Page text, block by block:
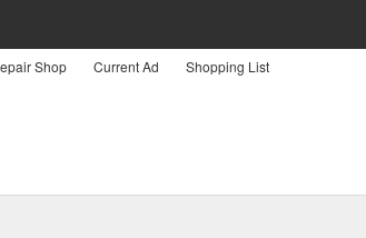
Shop Current Ad Shopping List